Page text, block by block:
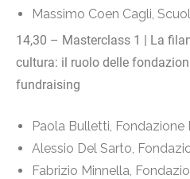
Massimo Coen Cagli,
14,30 – Masterclass 1 | La
cultura: il ruolo delle
fundraising
Paola Bulletti, Fondazione
Alessio Del Sarto,
Fabrizio Minnella,